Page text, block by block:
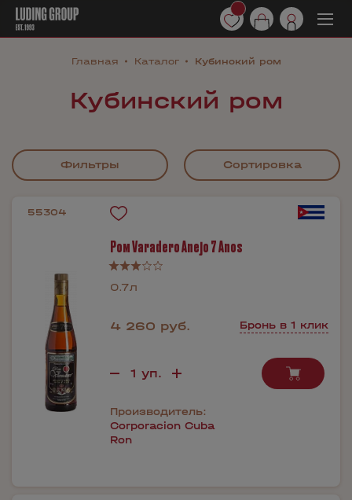
Главная Каталог Кубинский ром
Кубинский ром
Фильтры Сортировка
55304
Ром Varadero Anejo 7 Anos
0.7л
4 260 руб. Бронь в 1 клик
Производитель:
Corporacion Cuba
Ron